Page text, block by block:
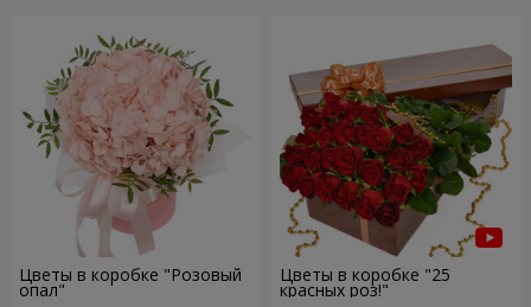
Цветы в коробке "Розовый
опал"
Цветы в коробке "25
красных роз!"